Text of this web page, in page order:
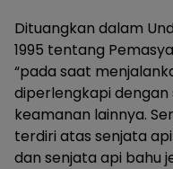
Dituangkan dalam
1995 tentang
“pada saat
diperlengkapi
keamanan lainnya.
terdiri atas senjata
dan senjata api bahu